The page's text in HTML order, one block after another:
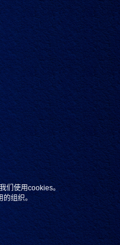
们使用cookies。
组织。
配艺术的代表之作。
混饮
辛香
浓烈
比